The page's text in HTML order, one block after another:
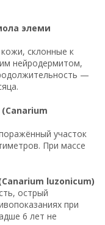
элеми
склонные к
нейродермитом,
—
участок
При массе
luzonicum)
острый
при
6 лет не